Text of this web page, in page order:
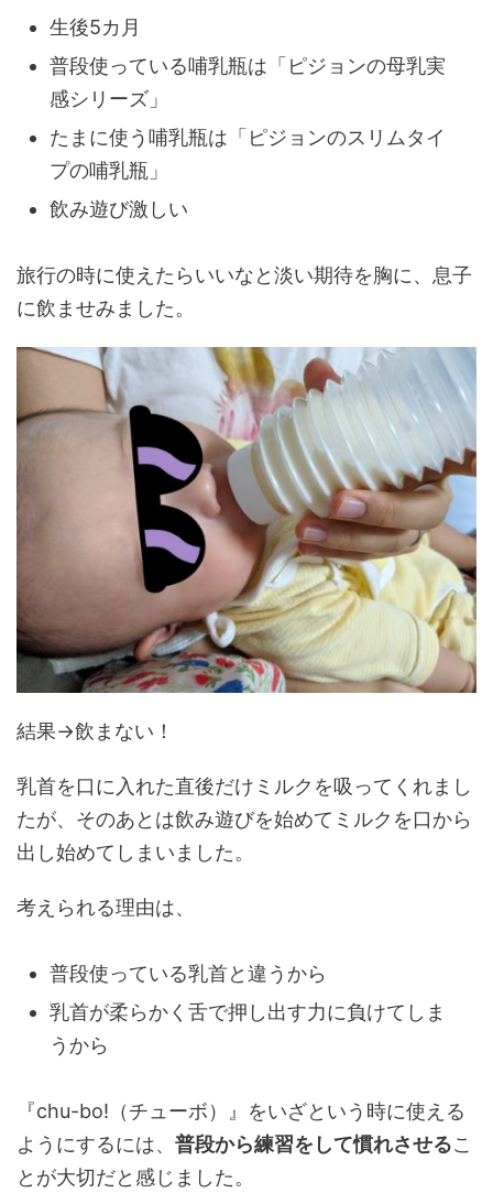
生後5カ月
普段使っている哺乳瓶は「ピジョンの母乳実
感シリーズ」
たまに使う哺乳瓶は「ピジョンのスリムタイ
プの哺乳瓶」
飲み遊び激しい
旅行の時に使えたらいいなと淡い期待を胸に、息子
に飲ませみました。
結果→飲まない！
乳首を口に入れた直後だけミルクを吸ってくれまし
たが、そのあとは飲み遊びを始めてミルクを口から
出し始めてしまいました。
考えられる理由は、
普段使っている乳首と違うから
乳首が柔らかく舌で押し出す力に負けてしま
うから
『chu-bo!（チューボ）』をいざという時に使える
ようにするには、 普段から練習をして慣れさせるこ
とが大切だと感じました。